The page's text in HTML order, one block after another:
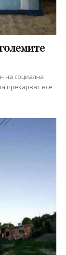
на социална
прекарват все